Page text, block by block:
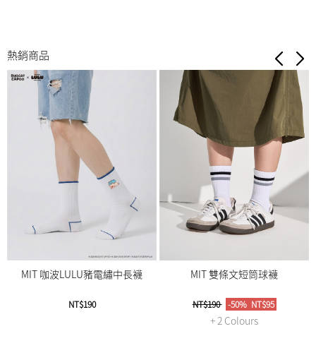
熱銷商品
MIT 咖波LULU豬電繡中長襪
NT$190
MIT 雙條文短筒球襪
NT$190 -50% NT$95
+ 2 Colours